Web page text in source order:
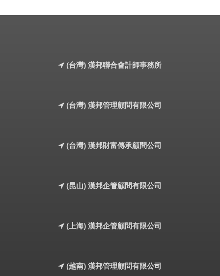
(台灣) 漢邦聯合會計師事務所
(台灣) 漢邦管理顧問有限公司
(台灣) 漢邦財富傳承顧問公司
(昆山) 漢邦企管顧問有限公司
(上海) 漢邦企管顧問有限公司
(越南) 漢邦管理顧問有限公司